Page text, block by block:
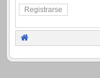
Registrarse
.